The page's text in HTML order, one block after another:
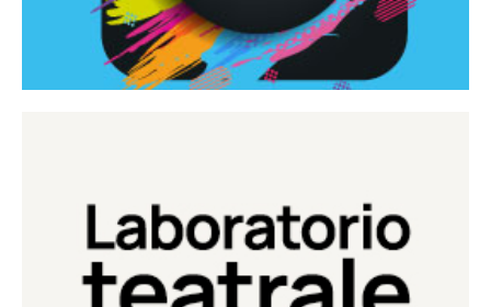
Laboratorio di teatro del Teatro Eduardo de Filippo
Continua